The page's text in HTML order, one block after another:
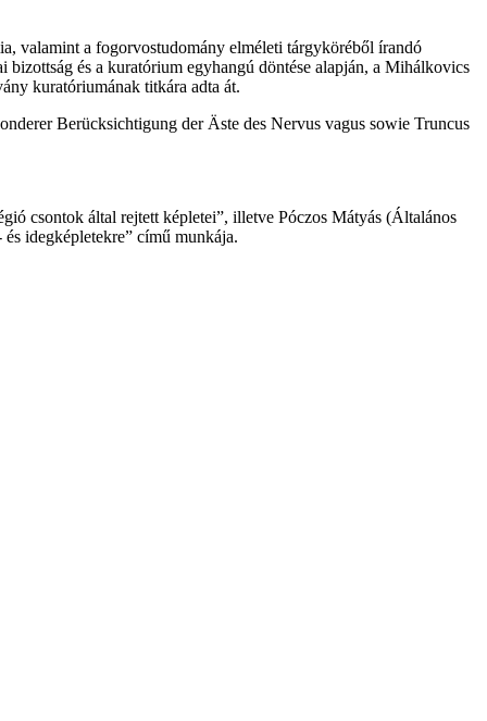
valamint a fogorvostudomány elméleti tárgyköréből írandó
és a kuratórium egyhangú döntése alapján, a Mihálkovics
kuratóriumának titkára adta át.
Berücksichtigung der Äste des Nervus vagus sowie Truncus
csontok által rejtett képletei”, illetve Póczos Mátyás (Általános
idegképletekre” című munkája.